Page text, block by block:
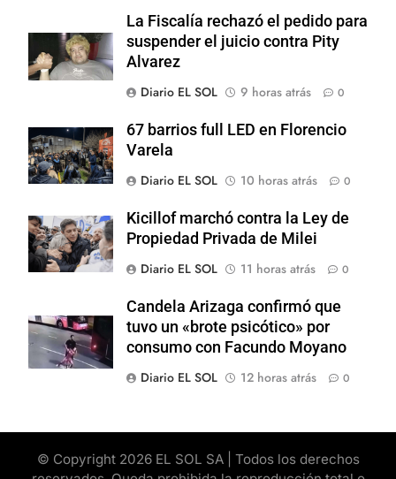
La Fiscalía rechazó el pedido para
suspender el juicio contra Pity
Alvarez
Diario EL SOL
9 horas atrás 0
67 barrios full LED en Florencio
Varela
Diario EL SOL
10 horas atrás 0
Kicillof marchó contra la Ley de
Propiedad Privada de Milei
Diario EL SOL
11 horas atrás 0
Candela Arizaga confirmó que
tuvo un «brote psicótico» por
consumo con Facundo Moyano
Diario EL SOL
12 horas atrás 0
© Copyright 2026 EL SOL SA | Todos los derechos